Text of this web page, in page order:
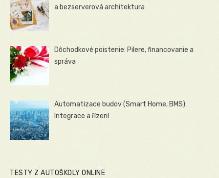
a bezserverová architektura
Dôchodkové poistenie: Pilere, financovanie a
správa
Automatizace budov (Smart Home, BMS):
Integrace a řízení
TESTY Z AUTOŠKOLY ONLINE